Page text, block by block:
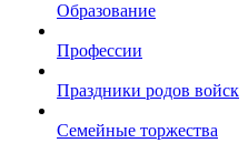
Образование
Профессии
Праздники родов войск
Семейные торжества